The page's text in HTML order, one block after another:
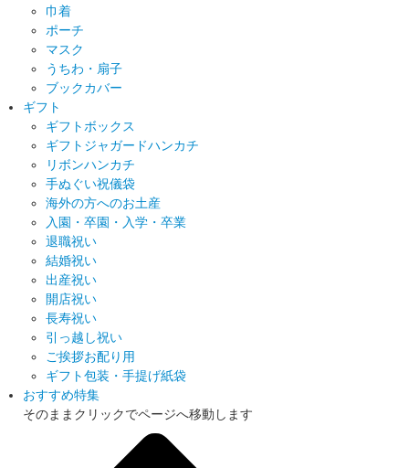
巾着
ポーチ
マスク
うちわ・扇子
ブックカバー
ギフト
ギフトボックス
ギフトジャガードハンカチ
リボンハンカチ
手ぬぐい祝儀袋
海外の方へのお土産
入園・卒園・入学・卒業
退職祝い
結婚祝い
出産祝い
開店祝い
長寿祝い
引っ越し祝い
ご挨拶お配り用
ギフト包装・手提げ紙袋
おすすめ特集
そのままクリックでページへ移動します